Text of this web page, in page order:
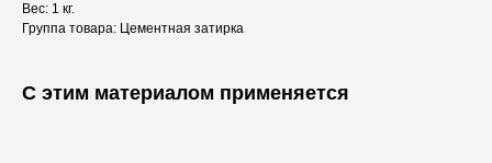
Вес: 1 кг.
Группа товара: Цементная затирка
С этим материалом применяется